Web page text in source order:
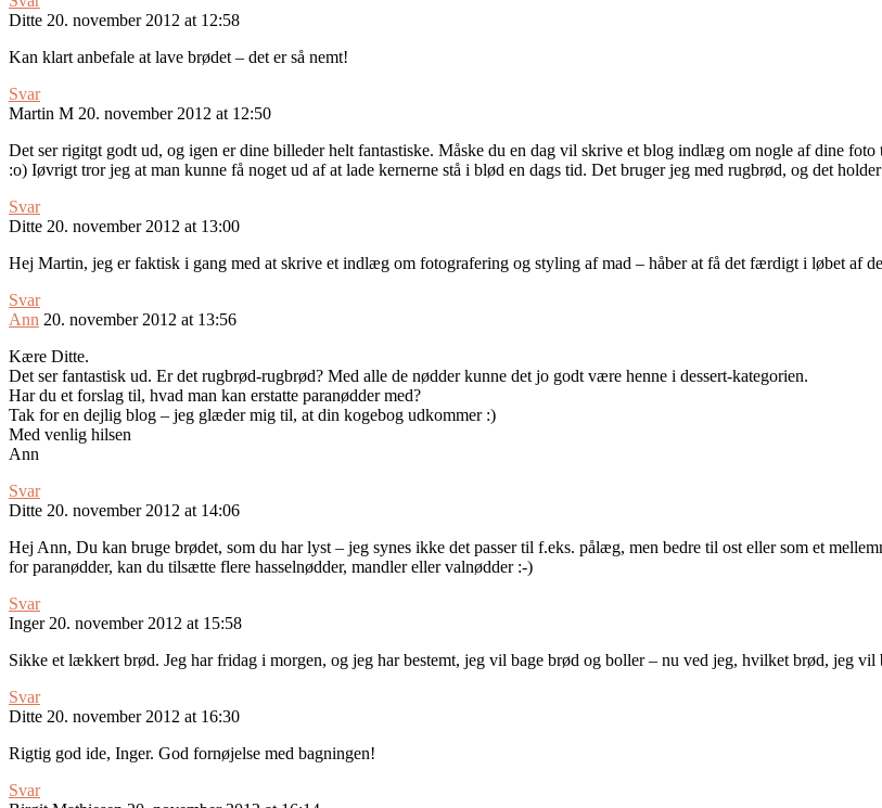
Ditte 20. november 2012 at 12:58
Kan klart anbefale at lave brødet – det er så nemt!
Svar
Martin M 20. november 2012 at 12:50
Det ser rigitgt godt ud, og igen er dine billeder helt fantastiske. Måske du en dag vil skrive et blog indlæg om nogle af dine
:o) Iøvrigt tror jeg at man kunne få noget ud af at lade kernerne stå i blød en dags tid. Det bruger jeg med rugbrød, og det
Svar
Ditte 20. november 2012 at 13:00
Hej Martin, jeg er faktisk i gang med at skrive et indlæg om fotografering og styling af mad – håber at få det færdigt i løbet af
Svar
Ann 20. november 2012 at 13:56
Kære Ditte.
Det ser fantastisk ud. Er det rugbrød-rugbrød? Med alle de nødder kunne det jo godt være henne i dessert-kategorien.
Har du et forslag til, hvad man kan erstatte paranødder med?
Tak for en dejlig blog – jeg glæder mig til, at din kogebog udkommer :)
Med venlig hilsen
Ann
Svar
Ditte 20. november 2012 at 14:06
Hej Ann, Du kan bruge brødet, som du har lyst – jeg synes ikke det passer til f.eks. pålæg, men bedre til ost eller som et
for paranødder, kan du tilsætte flere hasselnødder, mandler eller valnødder :-)
Svar
Inger 20. november 2012 at 15:58
Sikke et lækkert brød. Jeg har fridag i morgen, og jeg har bestemt, jeg vil bage brød og boller – nu ved jeg, hvilket brød, jeg
Svar
Ditte 20. november 2012 at 16:30
Rigtig god ide, Inger. God fornøjelse med bagningen!
Svar